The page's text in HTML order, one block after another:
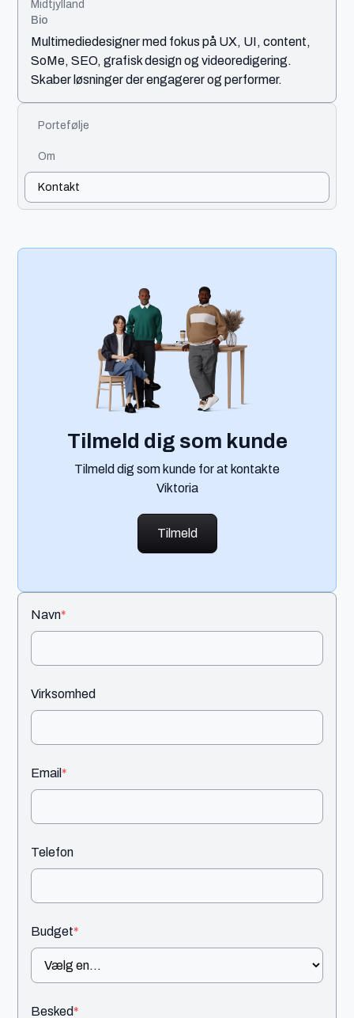
Midtjylland
Bio
Multimediedesigner med fokus på UX, UI, content,
SoMe, SEO, grafisk design og videoredigering.
Skaber løsninger der engagerer og performer.
Portefølje
Om
Kontakt
Tilmeld dig som kunde
Tilmeld dig som kunde for at kontakte
Viktoria
Tilmeld
Navn*
Virksomhed
Email*
Telefon
Budget*
Besked*